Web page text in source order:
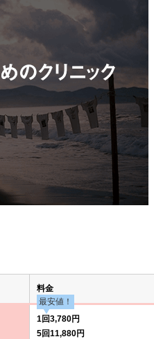
料金
最安値！
1回3,780円
5回11,880円